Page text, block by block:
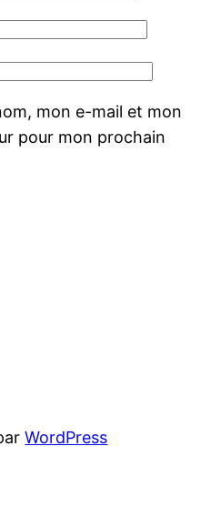
mon e-mail et mon
pour mon prochain
WordPress